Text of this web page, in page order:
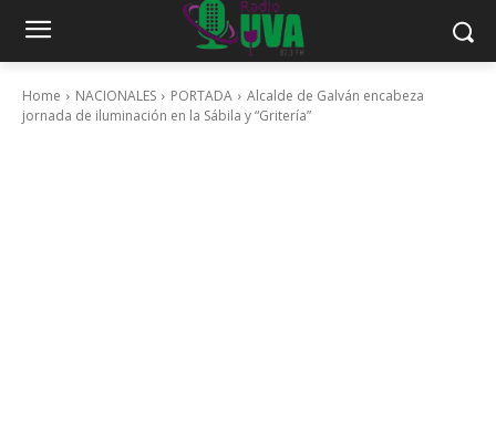
Home NACIONALES PORTADA
Alcalde de Galván encabeza
jornada de iluminación en la Sábila y “Gritería”